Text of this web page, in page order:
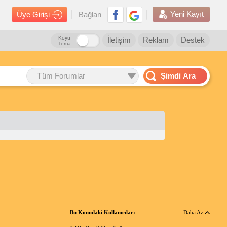
Üye Girişi Bağlan Yeni Kayıt
Destek
Reklam
İletişim
Koyu
Tema
Tüm Forumlar Şimdi Ara
Bu Konudaki Kullanıcılar: Daha Az